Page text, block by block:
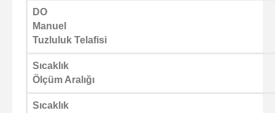
DO
Manuel
Tuzluluk Telafisi
Sıcaklık
Ölçüm Aralığı
Sıcaklık